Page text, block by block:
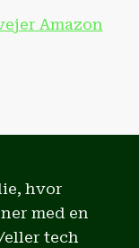
Amazon
hvor
med en
tech